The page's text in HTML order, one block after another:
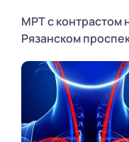
МРТ с контрастом
Рязанском